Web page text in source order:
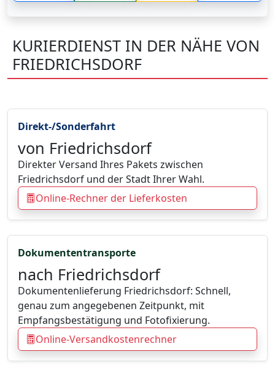
KURIERDIENST IN DER NÄHE VON
FRIEDRICHSDORF
Direkt-/Sonderfahrt
von Friedrichsdorf
Direkter Versand Ihres Pakets zwischen
Friedrichsdorf und der Stadt Ihrer Wahl.
Online-Rechner der Lieferkosten
Dokumententransporte
nach Friedrichsdorf
Dokumentenlieferung Friedrichsdorf: Schnell,
genau zum angegebenen Zeitpunkt, mit
Empfangsbestätigung und Fotofixierung.
Online-Versandkostenrechner